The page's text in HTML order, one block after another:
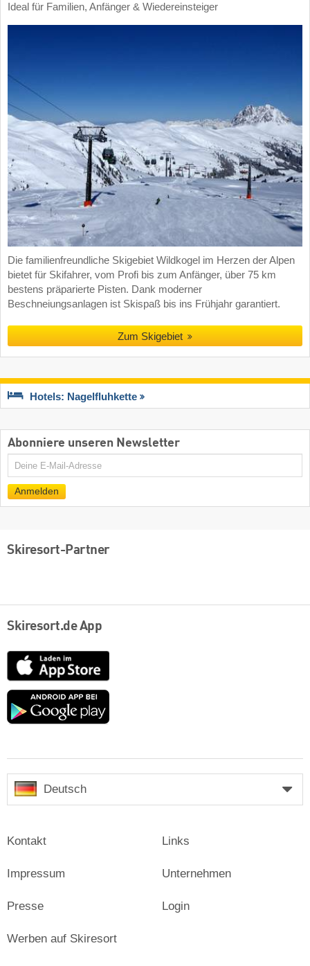
Ideal für Familien, Anfänger & Wiedereinsteiger
Die familienfreundliche Skigebiet Wildkogel im Herzen der Alpen
bietet für Skifahrer, vom Profi bis zum Anfänger, über 75 km
bestens präparierte Pisten. Dank moderner
Beschneiungsanlagen ist Skispaß bis ins Frühjahr garantiert.
Zum Skigebiet
Hotels: Nagelfluhkette
Abonniere unseren Newsletter
E-
Anmelden
Skiresort-Partner
Skiresort.de App
App
Store
Google
Deutsch
Kontakt
Impressum
Presse
Links
Unternehmen
Login
Werben auf Skiresort